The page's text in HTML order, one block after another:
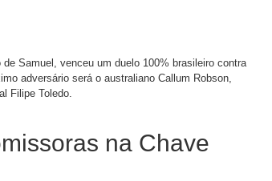
Samuel, venceu um duelo 100% brasileiro contra
adversário será o australiano Callum Robson,
Filipe Toledo.
na Chave